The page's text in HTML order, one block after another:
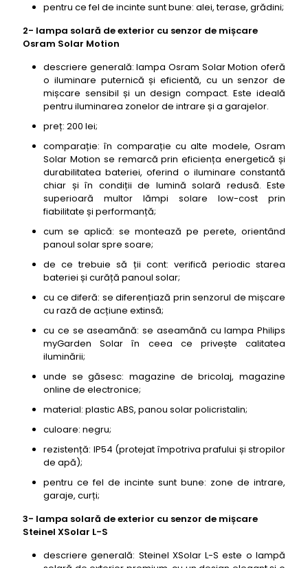
pentru ce fel de incinte sunt bune: alei, terase, grădini;
2- lampa solară de exterior cu senzor de mișcare
Osram Solar Motion
descriere generală: lampa Osram Solar Motion oferă
o iluminare puternică și eficientă, cu un senzor de
mișcare sensibil și un design compact. Este ideală
pentru iluminarea zonelor de intrare și a garajelor.
preț: 200 lei;
comparație: în comparație cu alte modele, Osram
Solar Motion se remarcă prin eficiența energetică și
durabilitatea bateriei, oferind o iluminare constantă
chiar și în condiții de lumină solară redusă. Este
superioară multor lămpi solare low-cost prin
fiabilitate și performanță;
cum se aplică: se montează pe perete, orientând
panoul solar spre soare;
de ce trebuie să ții cont: verifică periodic starea
bateriei și curăță panoul solar;
cu ce diferă: se diferențiază prin senzorul de mișcare
cu rază de acțiune extinsă;
cu ce se aseamănă: se aseamănă cu lampa Philips
myGarden Solar în ceea ce privește calitatea
iluminării;
unde se găsesc: magazine de bricolaj, magazine
online de electronice;
material: plastic ABS, panou solar policristalin;
culoare: negru;
rezistență: IP54 (protejat împotriva prafului și stropilor
de apă);
pentru ce fel de incinte sunt bune: zone de intrare,
garaje, curți;
3- lampa solară de exterior cu senzor de mișcare
Steinel XSolar L-S
descriere generală: Steinel XSolar L-S este o lampă